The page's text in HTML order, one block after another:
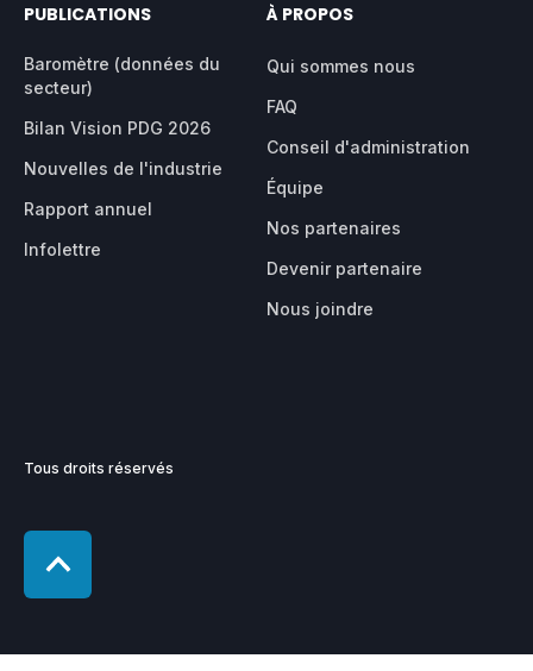
PUBLICATIONS
Baromètre (données du
secteur)
Bilan Vision PDG 2026
Nouvelles de l'industrie
Rapport annuel
Infolettre
À PROPOS
Qui sommes nous
FAQ
Conseil d'administration
Équipe
Nos partenaires
Devenir partenaire
Nous joindre
Tous droits réservés